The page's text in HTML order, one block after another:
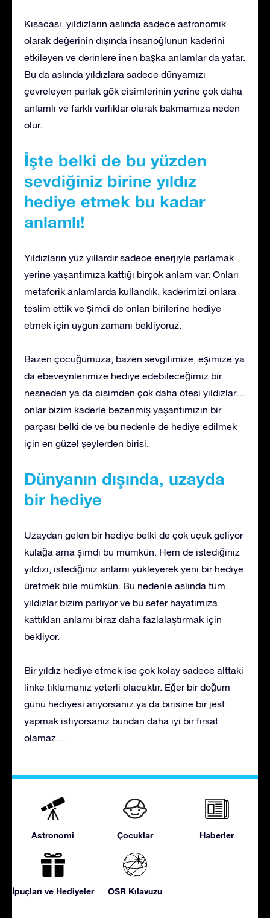
Kısacası, yıldızların aslında sadece astronomik
olarak değerinin dışında insanoğlunun kaderini
etkileyen ve derinlere inen başka anlamlar da yatar.
Bu da aslında yıldızlara sadece dünyamızı
çevreleyen parlak gök cisimlerinin yerine çok daha
anlamlı ve farklı varlıklar olarak bakmamıza neden
olur.
İşte belki de bu yüzden
sevdiğiniz birine yıldız
hediye etmek bu kadar
anlamlı!
Yıldızların yüz yıllardır sadece enerjiyle parlamak
yerine yaşantımıza kattığı birçok anlam var. Onları
metaforik anlamlarda kullandık, kaderimizi onlara
teslim ettik ve şimdi de onları birilerine hediye
etmek için uygun zamanı bekliyoruz.
Bazen çocuğumuza, bazen sevgilimize, eşimize ya
da ebeveynlerimize hediye edebileceğimiz bir
nesneden ya da cisimden çok daha ötesi yıldızlar…
onlar bizim kaderle bezenmiş yaşantımızın bir
parçası belki de ve bu nedenle de hediye edilmek
için en güzel şeylerden birisi.
Dünyanın dışında, uzayda
bir hediye
Uzaydan gelen bir hediye belki de çok uçuk geliyor
kulağa ama şimdi bu mümkün. Hem de istediğiniz
yıldızı, istediğiniz anlamı yükleyerek yeni bir hediye
üretmek bile mümkün. Bu nedenle aslında tüm
yıldızlar bizim parlıyor ve bu sefer hayatımıza
kattıkları anlamı biraz daha fazlalaştırmak için
bekliyor.
Bir yıldız hediye etmek ise çok kolay sadece alttaki
linke tıklamanız yeterli olacaktır. Eğer bir doğum
günü hediyesi arıyorsanız ya da birisine bir jest
yapmak istiyorsanız bundan daha iyi bir fırsat
olamaz…
Astronomi Çocuklar Haberler
İpuçları ve Hediyeler OSR Kılavuzu